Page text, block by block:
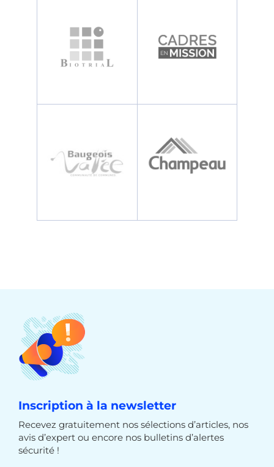
Inscription à la newsletter
Recevez gratuitement nos sélections d’articles, nos
avis d’expert ou encore nos bulletins d’alertes
sécurité !